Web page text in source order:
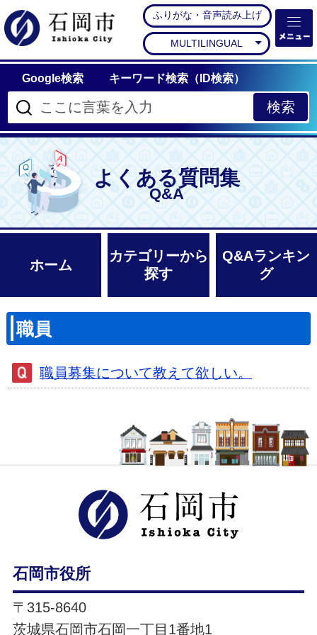
石岡市公式ホームペー
ふりがな・音声読み上げ
MULTILINGUAL
Google検索 キーワード検索（ID検索）
よくある質問集
Q&A
ホーム
カテゴリーから
探す
Q&Aランキン
グ
職員
職員募集について教えて欲しい。
石岡市役所
〒315-8640
茨城県石岡市石岡一丁目1番地1